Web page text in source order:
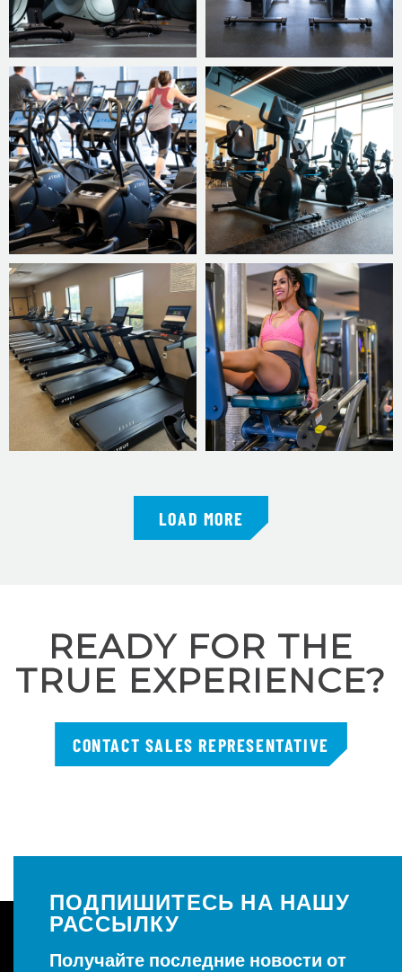
LOAD MORE
READY FOR THE
TRUE EXPERIENCE?
CONTACT SALES REPRESENTATIVE
ПОДПИШИТЕСЬ НА НАШУ
РАССЫЛКУ
Получайте последние новости от